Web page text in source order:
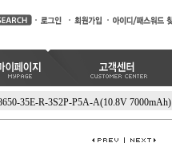
35E-R-3S2P-P5A-A(10.8V 7000mAh)